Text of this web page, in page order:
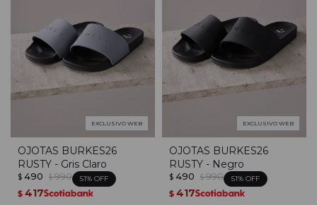
EXCLUSIVO WEB
OJOTAS BURKES26
RUSTY - Gris Claro
$ 490 $ 990 51
$ 417
EXCLUSIVO WEB
OJOTAS BURKES26
RUSTY - Negro
$ 490 $ 990 51
$ 417